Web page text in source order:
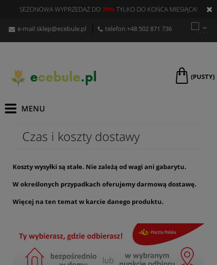
SEZONOWA WYPRZEDAŻ DO 70%TYLKO DO KOŃCA MIESIĄCA!
e-mail sklep@ecebule.pl telefon +48 502 871 736
(PUSTY)
Czas i koszty dostawy
Koszty wysyłki są stałe. Nie zależą od wagi ani gabarytu.
W określonych przypadkach oferujemy darmową dostawę.
Więcej na ten temat w karcie danego produktu.